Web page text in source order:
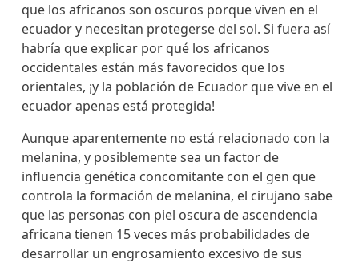
que los africanos son oscuros porque viven en el
ecuador y necesitan protegerse del sol. Si fuera así
habría que explicar por qué los africanos
occidentales están más favorecidos que los
orientales, ¡y la población de Ecuador que vive en el
ecuador apenas está protegida!
Aunque aparentemente no está relacionado con la
melanina, y posiblemente sea un factor de
influencia genética concomitante con el gen que
controla la formación de melanina, el cirujano sabe
que las personas con piel oscura de ascendencia
africana tienen 15 veces más probabilidades de
desarrollar un engrosamiento excesivo de sus